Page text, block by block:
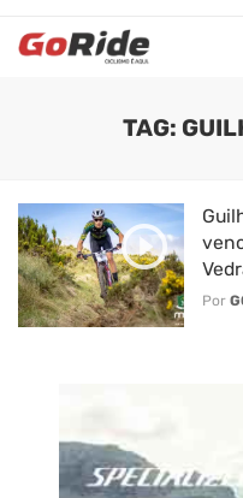
TAG:
Por